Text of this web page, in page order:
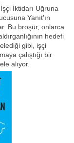
İktidarı Uğruna
Yanıt’ın
Bu broşür, onlarca
hedefi
gibi, işçi
çalıştığı bir
alıyor.